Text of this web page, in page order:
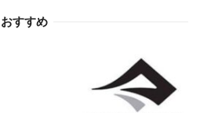
おすすめ